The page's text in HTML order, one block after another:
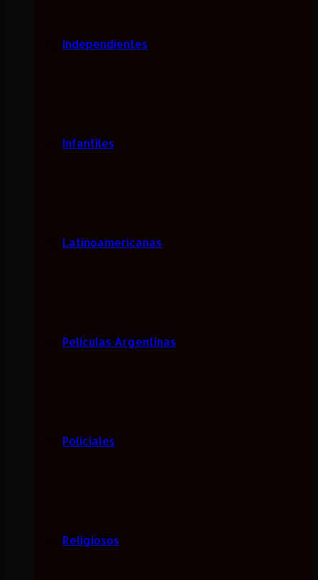
Independientes
Infantiles
Latinoamericanas
Películas Argentinas
Policiales
Religiosos